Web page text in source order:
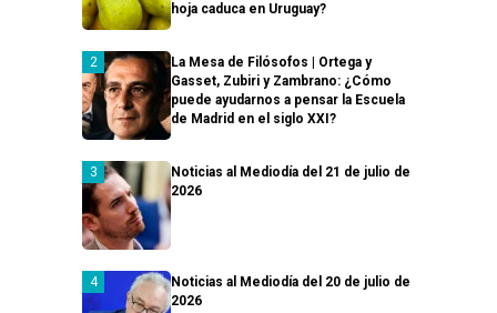
hoja caduca en Uruguay?
La Mesa de Filósofos | Ortega y
Gasset, Zubiri y Zambrano: ¿Cómo
puede ayudarnos a pensar la Escuela
de Madrid en el siglo XXI?
Noticias al Mediodía del 21 de julio de
2026
Noticias al Mediodía del 20 de julio de
2026